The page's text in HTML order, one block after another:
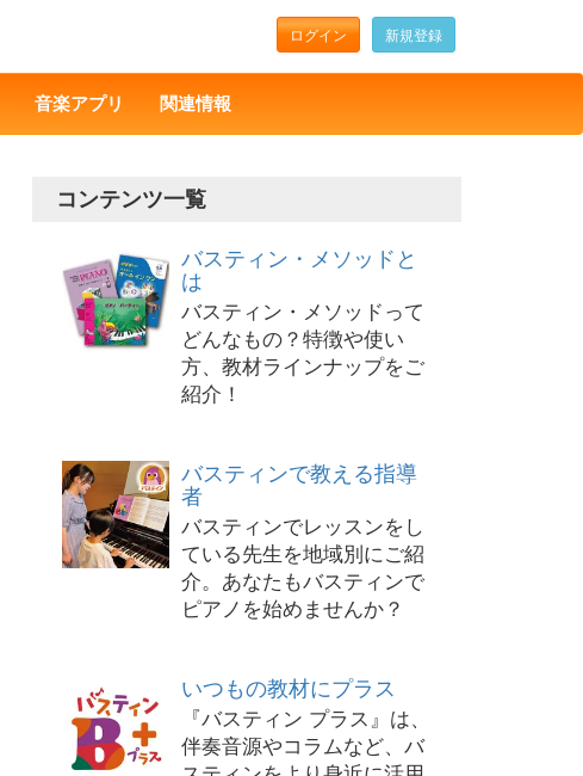
ログイン 新規登録
音楽アプリ 関連情報
コンテンツ一覧
バスティン・メソッドと
は
バスティン・メソッドって
どんなもの？特徴や使い
方、教材ラインナップをご
紹介！
バスティンで教える指導
者
バスティンでレッスンをし
ている先生を地域別にご紹
介。あなたもバスティンで
ピアノを始めませんか？
いつもの教材にプラス
『バスティン プラス』は、
伴奏音源やコラムなど、バ